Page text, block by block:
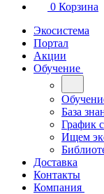
0 Корзина
Экосистема
Портал
Акции
Обучение
База
График
Ищем
Доставка
Контакты
Компания